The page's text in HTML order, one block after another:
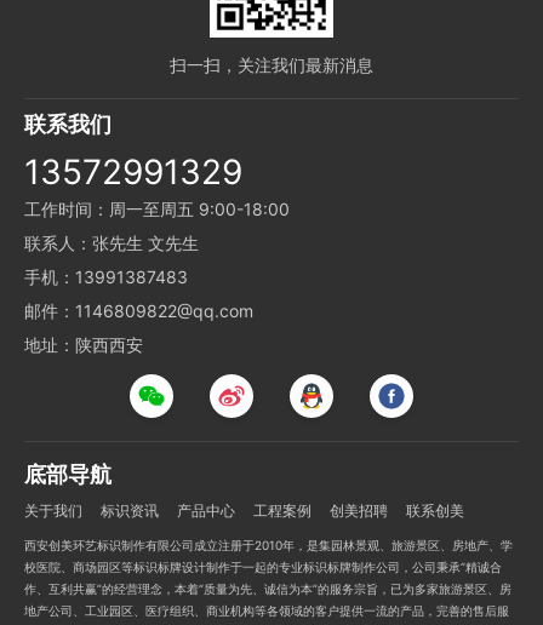
扫一扫，关注我们最新消息
联系我们
13572991329
工作时间：周一至周五 9:00-18:00
联系人：张先生 文先生
手机：13991387483
邮件：1146809822@qq.com
地址：陕西西安
底部导航
关于我们 标识资讯 产品中心 工程案例 创美招聘 联系创美
西安创美环艺标识制作有限公司成立注册于2010年，是集园林景观、旅游景区、房地产、学
校医院、商场园区等标识标牌设计制作于一起的专业标识标牌制作公司，公司秉承“精诚合
作、互利共赢”的经营理念，本着“质量为先、诚信为本”的服务宗旨，已为多家旅游景区、房
地产公司、工业园区、医疗组织、商业机构等各领域的客户提供一流的产品，完善的售后服